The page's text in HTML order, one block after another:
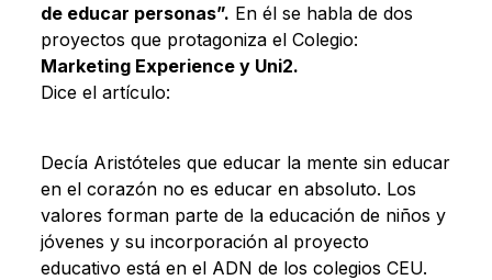
de educar personas”. En él se habla de dos
proyectos que protagoniza el Colegio:
Marketing Experience y Uni2.
Dice el artículo:
Decía Aristóteles que educar la mente sin educar
en el corazón no es educar en absoluto. Los
valores forman parte de la educación de niños y
jóvenes y su incorporación al proyecto
educativo está en el ADN de los colegios CEU.